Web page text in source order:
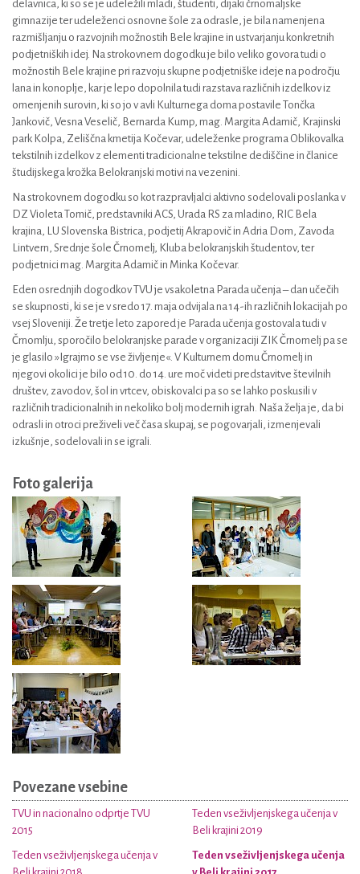
delavnica, ki so se je udeležili mladi, študenti, dijaki črnomaljske
gimnazije ter udeleženci osnovne šole za odrasle, je bila namenjena
razmišljanju o razvojnih možnostih Bele krajine in ustvarjanju konkretnih
podjetniških idej. Na strokovnem dogodku je bilo veliko govora tudi o
možnostih Bele krajine pri razvoju skupne podjetniške ideje na področju
lana in konoplje, kar je lepo dopolnila tudi razstava različnih izdelkov iz
omenjenih surovin, ki so jo v avli Kulturnega doma postavile Tončka
Jankovič, Vesna Veselič, Bernarda Kump, mag. Margita Adamič, Krajinski
park Kolpa, Zeliščna kmetija Kočevar, udeleženke programa Oblikovalka
tekstilnih izdelkov z elementi tradicionalne tekstilne dediščine in članice
študijskega krožka Belokranjski motivi na vezenini.
Na strokovnem dogodku so kot razpravljalci aktivno sodelovali poslanka v
DZ Violeta Tomič, predstavniki ACS, Urada RS za mladino, RIC Bela
krajina, LU Slovenska Bistrica, podjetij Akrapovič in Adria Dom, Zavoda
Lintvern, Srednje šole Črnomelj, Kluba belokranjskih študentov, ter
podjetnici mag. Margita Adamič in Minka Kočevar.
Eden osrednjih dogodkov TVU je vsakoletna Parada učenja – dan učečih
se skupnosti, ki se je v sredo 17. maja odvijala na 14-ih različnih lokacijah po
vsej Sloveniji. Že tretje leto zapored je Parada učenja gostovala tudi v
Črnomlju, sporočilo belokranjske parade v organizaciji ZIK Črnomelj pa se
je glasilo »Igrajmo se vse življenje«. V Kulturnem domu Črnomelj in
njegovi okolici je bilo od 10. do 14. ure moč videti predstavitve številnih
društev, zavodov, šol in vrtcev, obiskovalci pa so se lahko poskusili v
različnih tradicionalnih in nekoliko bolj modernih igrah. Naša želja je, da bi
odrasli in otroci preživeli več časa skupaj, se pogovarjali, izmenjevali
izkušnje, sodelovali in se igrali.
Foto galerija
Povezane vsebine
TVU in nacionalno odprtje TVU
2015
Teden vseživljenjskega učenja v
Beli krajini 2019
Teden vseživljenjskega učenja v
Teden vseživljenjskega učenja